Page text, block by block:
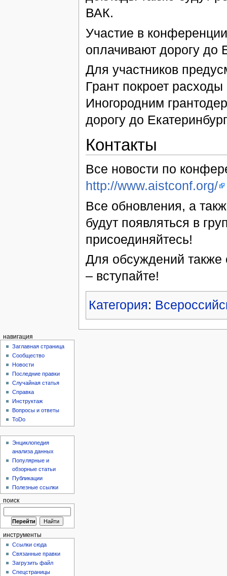
ВАК.
Участие в
оплачивают дорогу до
Для участников
Грант покроет
Иногородним
дорогу до
Контакты
Все новости по
http://www.aistconf.org/
Все обновления, а
будут появляться в
присоединяйтесь!
Для обсуждений
– вступайте!
Категория:
навигация
Заглавная страница
Сообщество
Новости
Последние правки
Случайная статья
Справка
Инструктаж
Вопросы и ответы
ToDo
Энциклопедия
анализа данных
Популярные и
обзорные статьи
Публикации
Полезные ссылки
поиск
инструменты
Ссылки сюда
Связанные правки
Загрузить файл
Спецстраницы